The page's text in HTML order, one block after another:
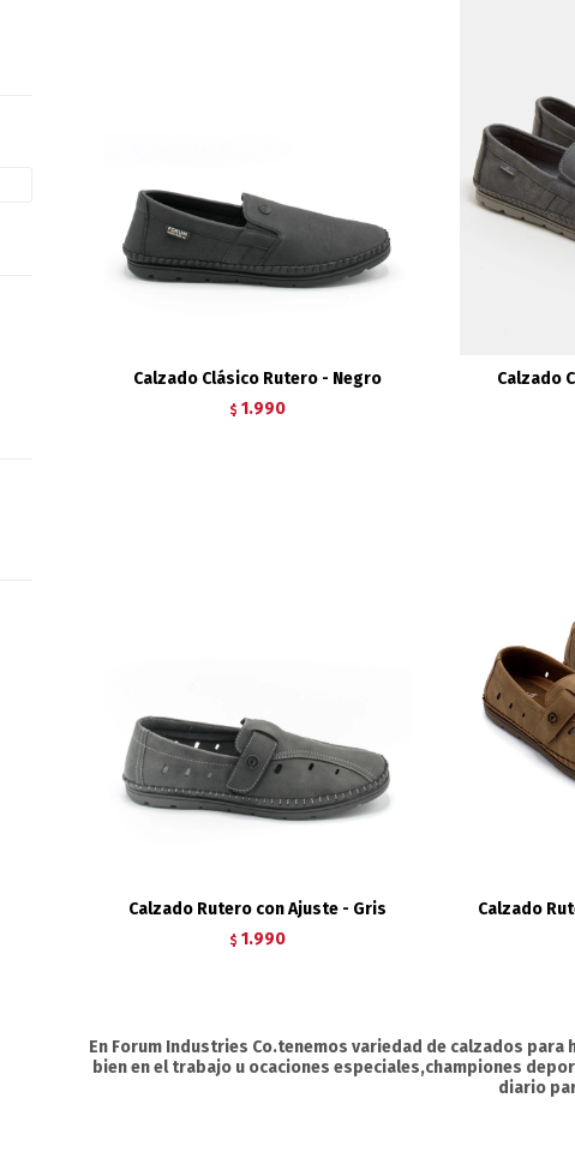
Calzado Clásico Rutero - Negro
$ 1.990
Calzado
Calzado Rutero con Ajuste - Gris
$ 1.990
Calzado
En Forum Industries Co.tenemos variedad de calzados
bien en el trabajo u ocaciones especiales,championes
diario